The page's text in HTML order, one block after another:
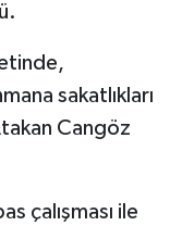
sakatlıkları
Cangöz
çalışması ile